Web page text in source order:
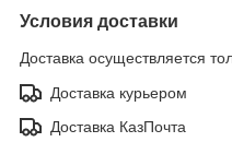
Условия доставки
Доставка осуществляется
Доставка курьером
Доставка КазПочта